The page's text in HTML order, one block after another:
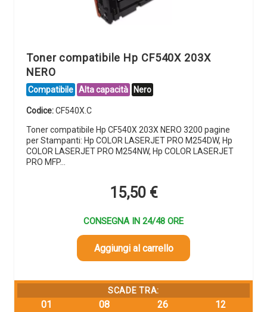
Toner compatibile Hp CF540X 203X
NERO
Compatibile Alta capacità Nero
Codice:CF540X.C
Toner compatibile Hp CF540X 203X NERO 3200 pagine
per Stampanti: Hp COLOR LASERJET PRO M254DW, Hp
COLOR LASERJET PRO M254NW, Hp COLOR LASERJET
PRO MFP…
15,50 €
CONSEGNA IN 24/48 ORE
Aggiungi al carrello
SCADE TRA:
01 08 26 11